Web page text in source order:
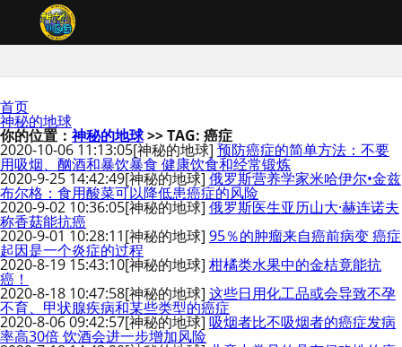
首页
神秘的地球
你的位置：神秘的地球>> TAG: 癌症
2020-10-06 11:13:05[神秘的地球] 预防癌症的简单方法：不要
用吸烟、酗酒和暴饮暴食 健康饮食和经常锻炼
2020-9-25 14:42:49[神秘的地球] 俄罗斯营养学家米哈伊尔•金兹
布尔格：食用酸菜可以降低患癌症的风险
2020-9-02 10:36:05[神秘的地球] 俄罗斯医生亚历山大·赫连诺夫
称香菇能抗癌
2020-9-01 10:28:11[神秘的地球] 95％的肿瘤来自癌前病变 癌症
起因是一个炎症的过程
2020-8-19 15:43:10[神秘的地球] 柑橘类水果中的金桔竟能抗
癌！
2020-8-18 10:47:58[神秘的地球] 这些日用化工品或会导致不孕
不育、甲状腺疾病和某些类型的癌症
2020-8-06 09:42:57[神秘的地球] 吸烟者比不吸烟者的癌症发病
率高30倍 饮酒会进一步增加风险